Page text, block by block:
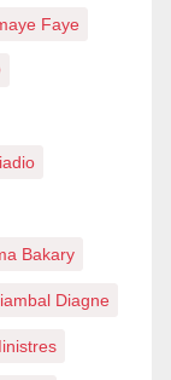
Faye
Bakary
Diagne